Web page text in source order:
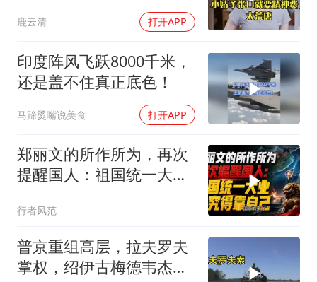
鹿云清 打开APP
印度阵风飞跃8000千米，
还是盖不住真正底色！
马蹄烫嘴说美食 打开APP
郑丽文的所作所为，再次
提醒国人：祖国统一大
行者风范
普京重组高层，拉夫罗夫
掌权，绍伊古梅德韦杰夫